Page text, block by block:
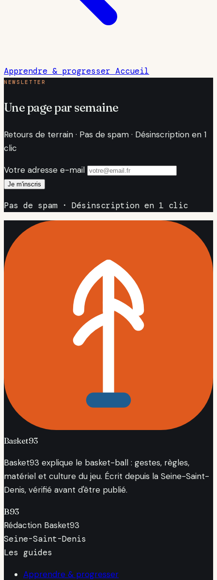
Apprendre & progresser Accueil
NEWSLETTER
Une page par semaine
Retours de terrain · Pas de spam · Désinscription en 1
clic
Votre adresse e-mail
Je m'inscris
Pas de spam · Désinscription en 1 clic
Basket93
Basket93 explique le basket-ball : gestes, règles,
matériel et culture du jeu. Écrit depuis la Seine-Saint-
Denis, vérifié avant d'être publié.
B93
Rédaction Basket93
Seine-Saint-Denis
Les guides
Apprendre & progresser